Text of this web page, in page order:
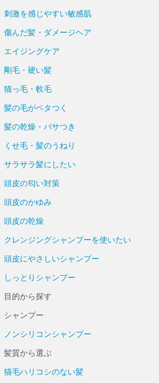
刺激を感じやすい敏感肌
傷んだ髪・ダメージヘア
エイジングケア
剛毛・硬い髪
猫っ毛・軟毛
髪の毛がベタつく
髪の乾燥・パサつき
くせ毛・髪のうねり
サラサラ髪にしたい
頭皮の匂い対策
頭皮のかゆみ
頭皮の乾燥
クレンジングシャンプーを使いたい
頭皮にやさしいシャンプー
しっとりシャンプー
目的から探す
シャンプー
ノンシリコンシャンプー
髪質から選ぶ
猫毛ハリコシのない髪